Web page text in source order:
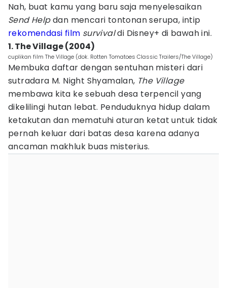
Nah, buat kamu yang baru saja menyelesaikan
Send Helpdan mencari tontonan serupa, intip
rekomendasi film survivaldi Disney+ di bawah ini.
1. The Village (2004)
cuplikan film The Village (dok. Rotten Tomatoes Classic Trailers/The Village)
Membuka daftar dengan sentuhan misteri dari
sutradara M. Night Shyamalan, The Village
membawa kita ke sebuah desa terpencil yang
dikelilingi hutan lebat. Penduduknya hidup dalam
ketakutan dan mematuhi aturan ketat untuk tidak
pernah keluar dari batas desa karena adanya
ancaman makhluk buas misterius.